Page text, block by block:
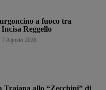
a fuoco tra
Reggello
7 Agosto 2026
Traiana allo “Zecchini” di